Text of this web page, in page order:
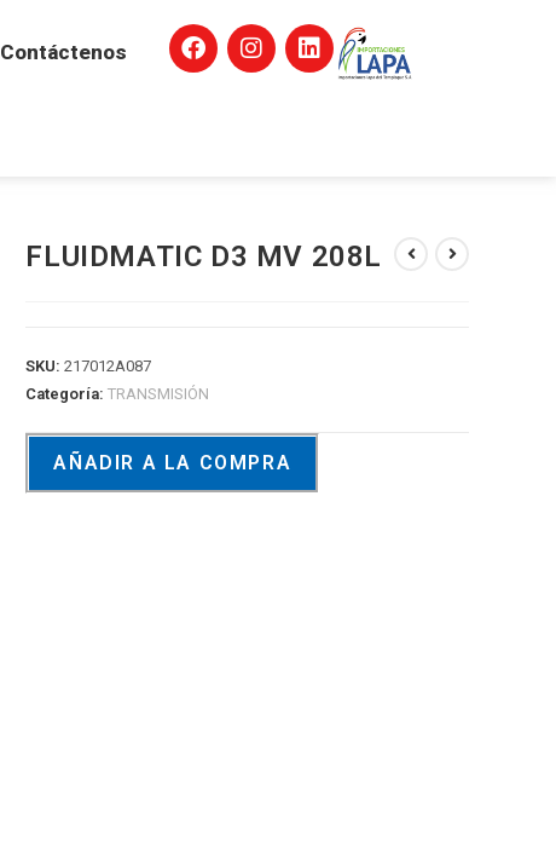
Contáctenos
FLUIDMATIC D3 MV 208L
SKU:217012A087
Categoría:TRANSMISIÓN
AÑADIR A LA COMPRA